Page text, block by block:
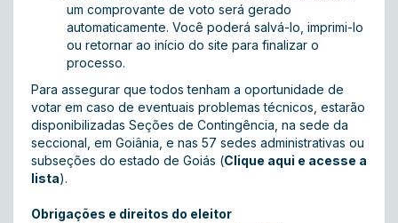
um comprovante de voto será gerado
automaticamente. Você poderá salvá-lo, imprimi-lo
ou retornar ao início do site para finalizar o
processo.
Para assegurar que todos tenham a oportunidade de
votar em caso de eventuais problemas técnicos, estarão
disponibilizadas Seções de Contingência, na sede da
seccional, em Goiânia, e nas 57 sedes administrativas ou
subseções do estado de Goiás (Clique aqui e acesse a
lista).
Obrigações e direitos do eleitor